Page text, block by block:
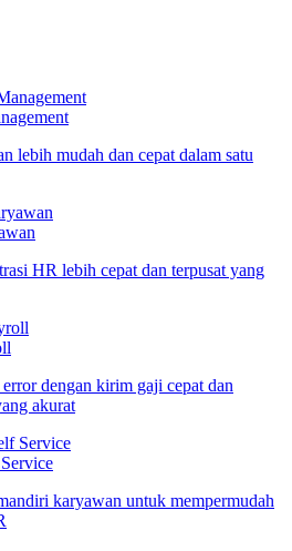
lebih mudah dan cepat dalam satu
HR lebih cepat dan terpusat yang
dengan kirim gaji cepat dan
akurat
karyawan untuk mempermudah